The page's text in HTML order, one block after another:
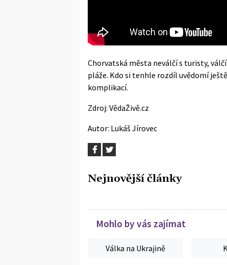
Chorvatská města neválčí s turisty,
pláže. Kdo si tenhle rozdíl uvědomí
komplikací.
Zdroj: VědaŽivě.cz
Autor: Lukáš Jírovec
Nejnovější články
Mohlo by vás zajímat
Válka na Ukrajině